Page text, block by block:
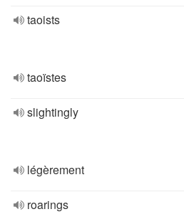
taoists
taoïstes
slightingly
légèrement
roarings